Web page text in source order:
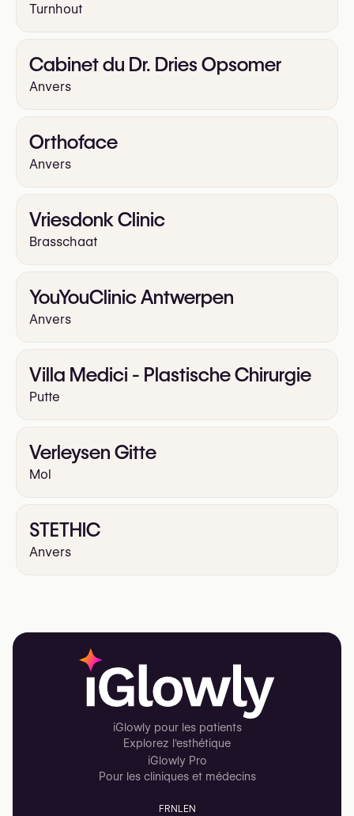
Turnhout
Cabinet du Dr. Dries Opsomer
Anvers
Orthoface
Anvers
Vriesdonk Clinic
Brasschaat
YouYouClinic Antwerpen
Anvers
Villa Medici - Plastische Chirurgie
Putte
Verleysen Gitte
Mol
STETHIC
Anvers
iGlowly pour les patients
Explorez l'esthétique
iGlowly Pro
Pour les cliniques et médecins
FRNLEN